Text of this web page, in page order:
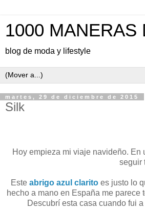
1000 MANERAS
blog de moda y lifestyle
martes, 29 de diciembre de 2015
Silk
Hoy empieza mi viaje navideño. En
seguir
Este abrigo azul claritoes justo lo
hecho a mano en España me parece
Descubrí esta casa cuando fui